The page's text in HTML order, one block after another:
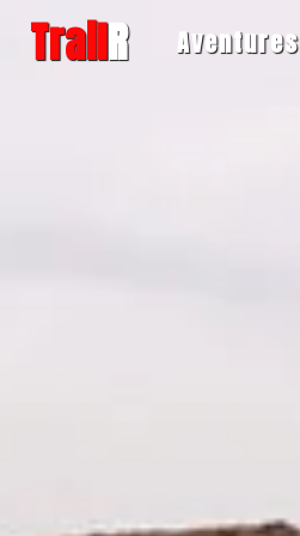
TrailR Aventures